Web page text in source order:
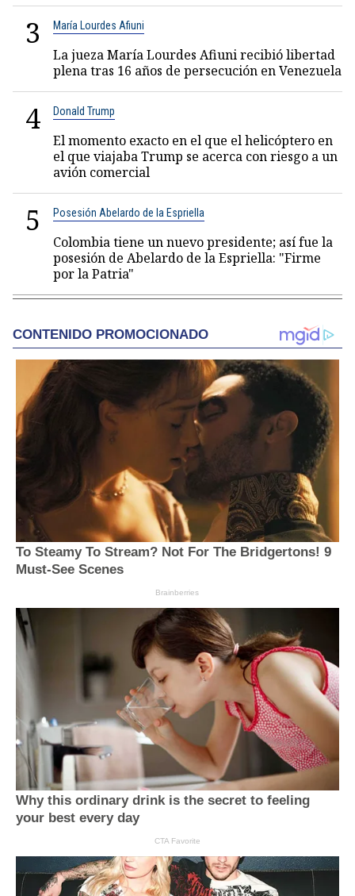
3 María Lourdes Afiuni
La jueza María Lourdes Afiuni recibió libertad
plena tras 16 años de persecución en Venezuela
4 Donald Trump
El momento exacto en el que el helicóptero en
el que viajaba Trump se acerca con riesgo a un
avión comercial
5 Posesión Abelardo de la Espriella
Colombia tiene un nuevo presidente; así fue la
posesión de Abelardo de la Espriella: "Firme
por la Patria"